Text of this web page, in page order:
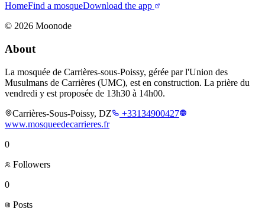
HomeFind a mosqueDownload the app
© 2026 Moonode
About
La mosquée de Carrières-sous-Poissy, gérée par l'Union des
Musulmans de Carrières (UMC), est en construction. La prière du
vendredi y est proposée de 13h30 à 14h00.
Carrières-Sous-Poissy, DZ
+33134900427
www.mosqueedecarrieres.fr
0
Followers
0
Posts